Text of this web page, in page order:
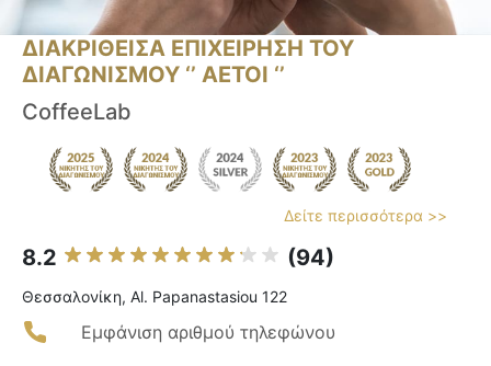
ΔΙΑΚΡΙΘΕΙΣΑ ΕΠΙΧΕΙΡΗΣΗ ΤΟΥ
ΔΙΑΓΩΝΙΣΜΟΥ ‘’ ΑΕΤΟΙ ‘’
CoffeeLab
Δείτε περισσότερα >>
8.2 (94)
Θεσσαλονίκη, Al. Papanastasiou 122
Εμφάνιση αριθμού τηλεφώνου